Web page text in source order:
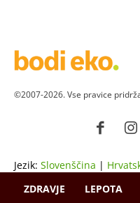
©2007-2026. Vse pravice
Jezik: Slovenščina |
ZDRAVJE
LEPOTA